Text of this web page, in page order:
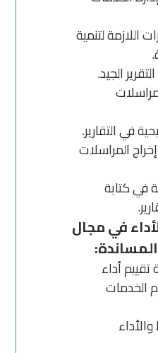
اللازمة لتنمية
الجيد.
في التقارير.
المراسلات
في كتابة
في مجال
أداء
الخدمات